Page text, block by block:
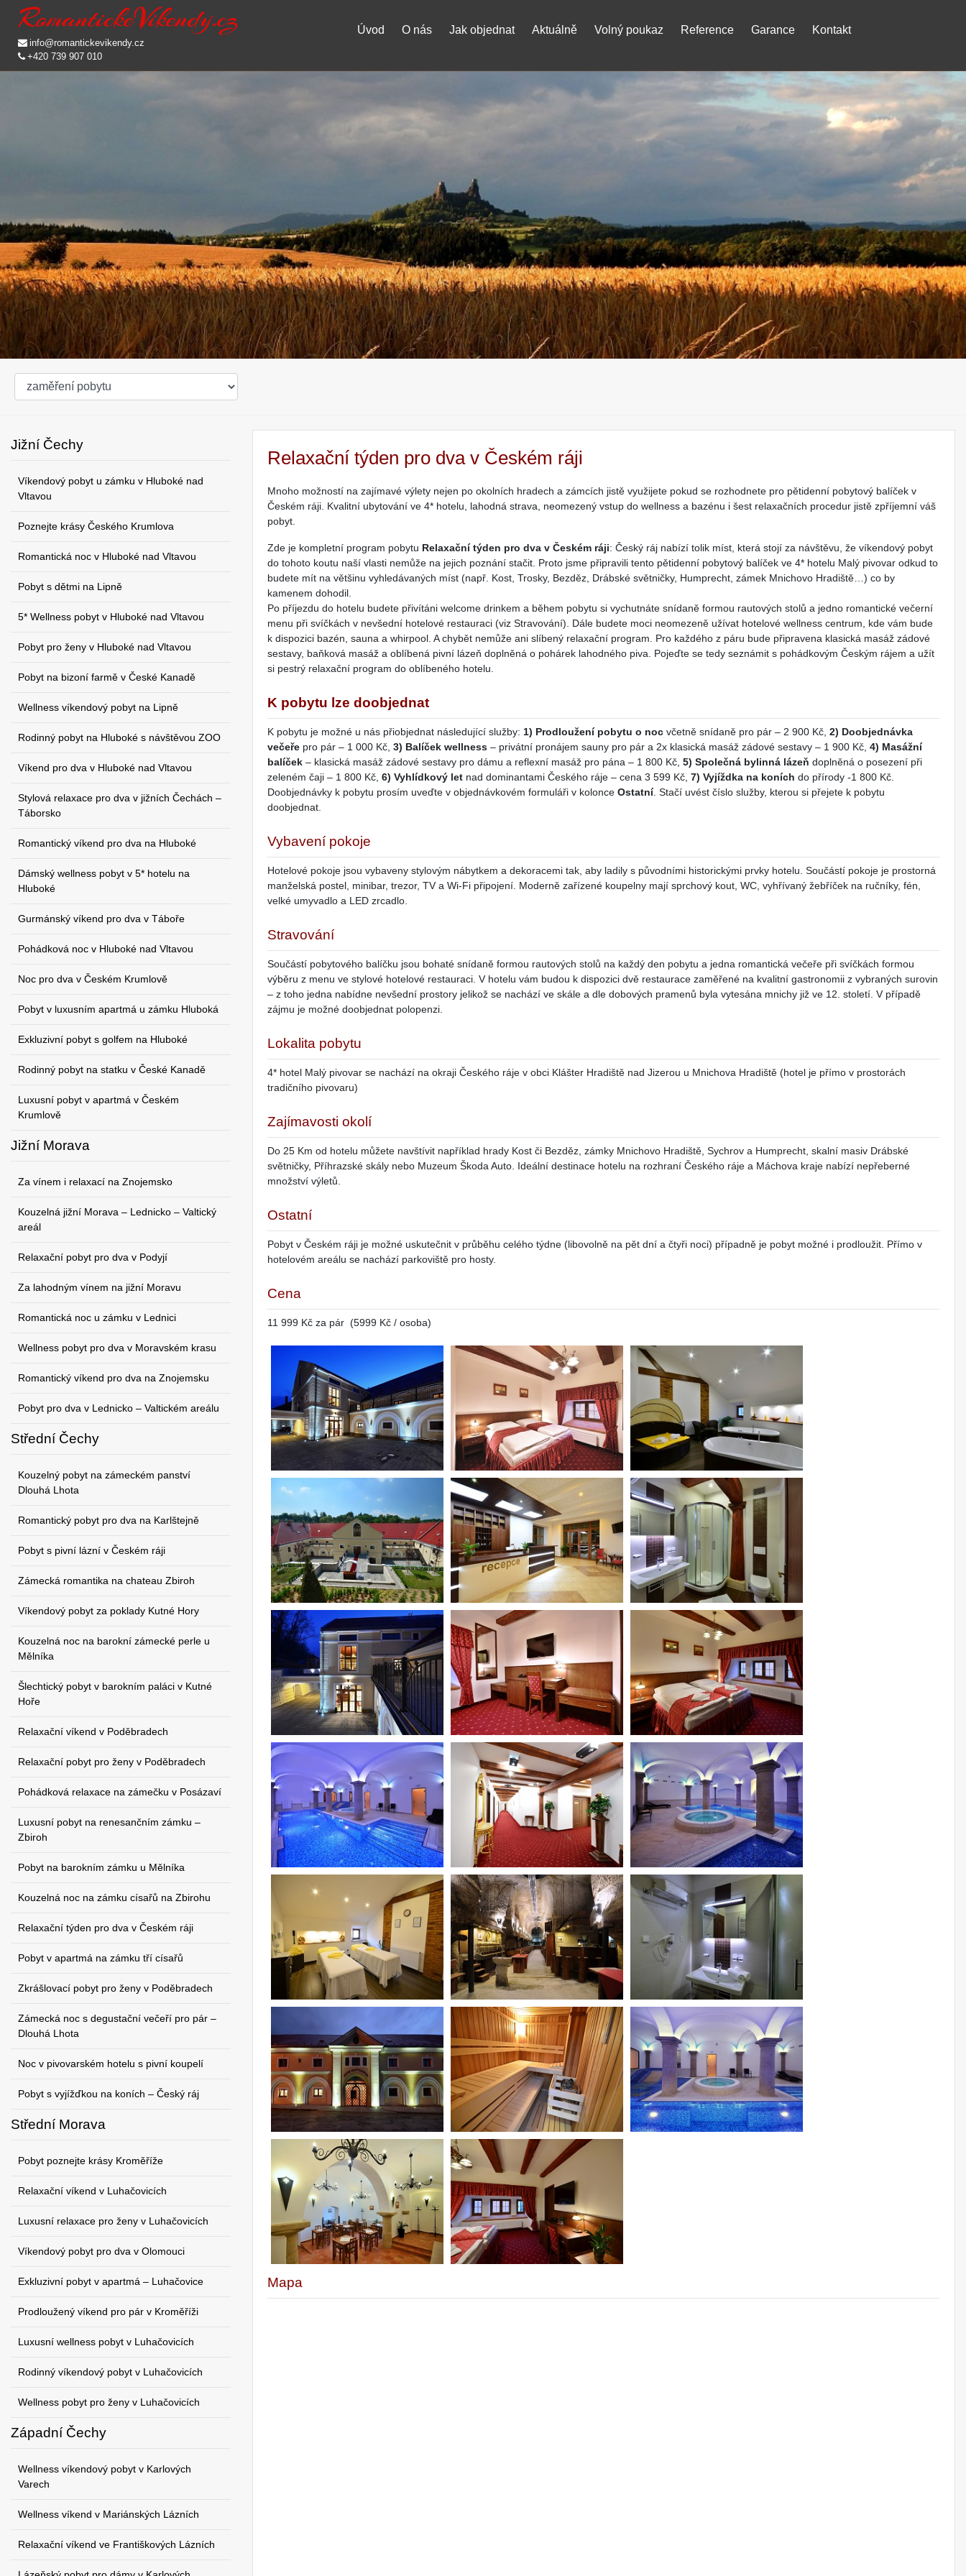
info@romantickevikendy.cz
+420 739 907 010
Úvod O nás Jak objednat Aktuálně Volný poukaz Reference Garance Kontakt
Jižní Čechy
Víkendový pobyt u zámku v Hluboké nad
Vltavou
Poznejte krásy Českého Krumlova
Romantická noc v Hluboké nad Vltavou
Pobyt s dětmi na Lipně
5* Wellness pobyt v Hluboké nad Vltavou
Pobyt pro ženy v Hluboké nad Vltavou
Pobyt na bizoní farmě v České Kanadě
Wellness víkendový pobyt na Lipně
Rodinný pobyt na Hluboké s návštěvou ZOO
Víkend pro dva v Hluboké nad Vltavou
Stylová relaxace pro dva v jižních Čechách –
Táborsko
Romantický víkend pro dva na Hluboké
Dámský wellness pobyt v 5* hotelu na
Hluboké
Gurmánský víkend pro dva v Táboře
Pohádková noc v Hluboké nad Vltavou
Noc pro dva v Českém Krumlově
Pobyt v luxusním apartmá u zámku Hluboká
Exkluzivní pobyt s golfem na Hluboké
Rodinný pobyt na statku v České Kanadě
Luxusní pobyt v apartmá v Českém
Krumlově
Jižní Morava
Za vínem i relaxací na Znojemsko
Kouzelná jižní Morava – Lednicko – Valtický
areál
Relaxační pobyt pro dva v Podyjí
Za lahodným vínem na jižní Moravu
Romantická noc u zámku v Lednici
Wellness pobyt pro dva v Moravském krasu
Romantický víkend pro dva na Znojemsku
Pobyt pro dva v Lednicko – Valtickém areálu
Střední Čechy
Kouzelný pobyt na zámeckém panství
Dlouhá Lhota
Romantický pobyt pro dva na Karlštejně
Pobyt s pivní lázní v Českém ráji
Zámecká romantika na chateau Zbiroh
Víkendový pobyt za poklady Kutné Hory
Kouzelná noc na barokní zámecké perle u
Mělníka
Šlechtický pobyt v barokním paláci v Kutné
Hoře
Relaxační víkend v Poděbradech
Relaxační pobyt pro ženy v Poděbradech
Pohádková relaxace na zámečku v Posázaví
Luxusní pobyt na renesančním zámku –
Zbiroh
Pobyt na barokním zámku u Mělníka
Kouzelná noc na zámku císařů na Zbirohu
Relaxační týden pro dva v Českém ráji
Pobyt v apartmá na zámku tří císařů
Zkrášlovací pobyt pro ženy v Poděbradech
Zámecká noc s degustační večeří pro pár –
Dlouhá Lhota
Noc v pivovarském hotelu s pivní koupelí
Pobyt s vyjížďkou na koních – Český ráj
Střední Morava
Pobyt poznejte krásy Kroměříže
Relaxační víkend v Luhačovicích
Luxusní relaxace pro ženy v Luhačovicích
Víkendový pobyt pro dva v Olomouci
Exkluzivní pobyt v apartmá – Luhačovice
Prodloužený víkend pro pár v Kroměříži
Luxusní wellness pobyt v Luhačovicích
Rodinný víkendový pobyt v Luhačovicích
Wellness pobyt pro ženy v Luhačovicích
Západní Čechy
Wellness víkendový pobyt v Karlových
Varech
Wellness víkend v Mariánských Lázních
Relaxační víkend ve Františkových Lázních
Relaxační týden pro dva v Českém ráji
Mnoho možností na zajímavé výlety nejen po okolních hradech a zámcích jistě využijete pokud se rozhodnete pro pětidenní pobytový balíček v
Českém ráji. Kvalitní ubytování ve 4* hotelu, lahodná strava, neomezený vstup do wellness a bazénu i šest relaxačních procedur jistě zpříjemní váš
pobyt.
Zde je kompletní program pobytu Relaxační týden pro dva v Českém ráji: Český ráj nabízí tolik míst, která stojí za návštěvu, že víkendový pobyt
do tohoto koutu naší vlasti nemůže na jejich poznání stačit. Proto jsme připravili tento pětidenní pobytový balíček ve 4* hotelu Malý pivovar odkud to
budete mít na většinu vyhledávaných míst (např. Kost, Trosky, Bezděz, Drábské světničky, Humprecht, zámek Mnichovo Hradiště…) co by
kamenem dohodil.
Po příjezdu do hotelu budete přivítáni welcome drinkem a během pobytu si vychutnáte snídaně formou rautových stolů a jedno romantické večerní
menu při svíčkách v nevšední hotelové restauraci (viz Stravování). Dále budete moci neomezeně užívat hotelové wellness centrum, kde vám bude
k dispozici bazén, sauna a whirpool. A chybět nemůže ani slíbený relaxační program. Pro každého z páru bude připravena klasická masáž zádové
sestavy, baňková masáž a oblíbená pivní lázeň doplněná o pohárek lahodného piva. Pojeďte se tedy seznámit s pohádkovým Českým rájem a užít
si pestrý relaxační program do oblíbeného hotelu.
K pobytu lze doobjednat
K pobytu je možné u nás přiobjednat následující služby: 1) Prodloužení pobytu o noc včetně snídaně pro pár – 2 900 Kč, 2) Doobjednávka
večeře pro pár – 1 000 Kč, 3) Balíček wellness – privátní pronájem sauny pro pár a 2x klasická masáž zádové sestavy – 1 900 Kč, 4) Masážní
balíček – klasická masáž zádové sestavy pro dámu a reflexní masáž pro pána – 1 800 Kč, 5) Společná bylinná lázeň doplněná o posezení při
zeleném čaji – 1 800 Kč, 6) Vyhlídkový let nad dominantami Českého ráje – cena 3 599 Kč, 7) Vyjíždka na koních do přírody -1 800 Kč.
Doobjednávky k pobytu prosím uveďte v objednávkovém formuláři v kolonce Ostatní. Stačí uvést číslo služby, kterou si přejete k pobytu
doobjednat.
Vybavení pokoje
Hotelové pokoje jsou vybaveny stylovým nábytkem a dekoracemi tak, aby ladily s původními historickými prvky hotelu. Součástí pokoje je prostorná
manželská postel, minibar, trezor, TV a Wi-Fi připojení. Moderně zařízené koupelny mají sprchový kout, WC, vyhřívaný žebříček na ručníky, fén,
velké umyvadlo a LED zrcadlo.
Stravování
Součástí pobytového balíčku jsou bohaté snídaně formou rautových stolů na každý den pobytu a jedna romantická večeře při svíčkách formou
výběru z menu ve stylové hotelové restauraci. V hotelu vám budou k dispozici dvě restaurace zaměřené na kvalitní gastronomii z vybraných surovin
– z toho jedna nabídne nevšední prostory jelikož se nachází ve skále a dle dobových pramenů byla vytesána mnichy již ve 12. století. V případě
zájmu je možné doobjednat polopenzi.
Lokalita pobytu
4* hotel Malý pivovar se nachází na okraji Českého ráje v obci Klášter Hradiště nad Jizerou u Mnichova Hradiště (hotel je přímo v prostorách
tradičního pivovaru)
Zajímavosti okolí
Do 25 Km od hotelu můžete navštívit například hrady Kost či Bezděz, zámky Mnichovo Hradiště, Sychrov a Humprecht, skalní masiv Drábské
světničky, Příhrazské skály nebo Muzeum Škoda Auto. Ideální destinace hotelu na rozhraní Českého ráje a Máchova kraje nabízí nepřeberné
množství výletů.
Ostatní
Pobyt v Českém ráji je možné uskutečnit v průběhu celého týdne (libovolně na pět dní a čtyři noci) případně je pobyt možné i prodloužit. Přímo v
hotelovém areálu se nachází parkoviště pro hosty.
Cena
11 999 Kč za pár (5999 Kč / osoba)
Mapa